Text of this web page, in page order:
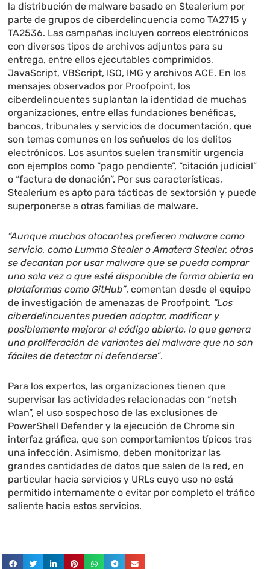
la distribución de malware basado en Stealerium por
parte de grupos de ciberdelincuencia como TA2715 y
TA2536. Las campañas incluyen correos electrónicos
con diversos tipos de archivos adjuntos para su
entrega, entre ellos ejecutables comprimidos,
JavaScript, VBScript, ISO, IMG y archivos ACE. En los
mensajes observados por Proofpoint, los
ciberdelincuentes suplantan la identidad de muchas
organizaciones, entre ellas fundaciones benéficas,
bancos, tribunales y servicios de documentación, que
son temas comunes en los señuelos de los delitos
electrónicos. Los asuntos suelen transmitir urgencia
con ejemplos como “pago pendiente”, “citación judicial”
o “factura de donación”. Por sus características,
Stealerium es apto para tácticas de sextorsión y puede
superponerse a otras familias de malware.
“Aunque muchos atacantes prefieren malware como
servicio, como Lumma Stealer o Amatera Stealer, otros
se decantan por usar malware que se pueda comprar
una sola vez o que esté disponible de forma abierta en
plataformas como GitHub”, comentan desde el equipo
de investigación de amenazas de Proofpoint. “Los
ciberdelincuentes pueden adoptar, modificar y
posiblemente mejorar el código abierto, lo que genera
una proliferación de variantes del malware que no son
fáciles de detectar ni defenderse”.
Para los expertos, las organizaciones tienen que
supervisar las actividades relacionadas con “netsh
wlan”, el uso sospechoso de las exclusiones de
PowerShell Defender y la ejecución de Chrome sin
interfaz gráfica, que son comportamientos típicos tras
una infección. Asimismo, deben monitorizar las
grandes cantidades de datos que salen de la red, en
particular hacia servicios y URLs cuyo uso no está
permitido internamente o evitar por completo el tráfico
saliente hacia estos servicios.